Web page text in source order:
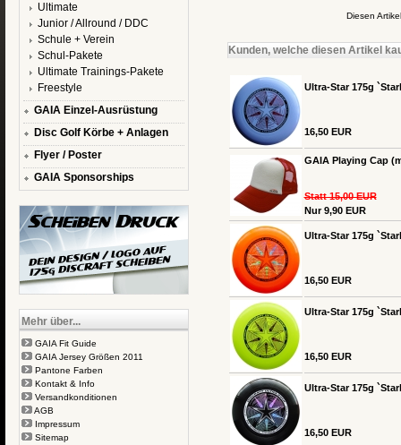
Ultimate
Junior / Allround / DDC
Schule + Verein
Schul-Pakete
Ultimate Trainings-Pakete
Freestyle
GAIA Einzel-Ausrüstung
Disc Golf Körbe + Anlagen
Flyer / Poster
GAIA Sponsorships
Mehr über...
GAIA Fit Guide
GAIA Jersey Größen 2011
Pantone Farben
Kontakt & Info
Versandkonditionen
AGB
Impressum
Sitemap
Diesen
Kunden, welche diesen Artikel
Ultra-Star 175g
16,50 EUR
GAIA Playing Cap
Statt 15,00 EUR
Nur 9,90 EUR
Ultra-Star 175g
16,50 EUR
Ultra-Star 175g
16,50 EUR
Ultra-Star 175g
16,50 EUR